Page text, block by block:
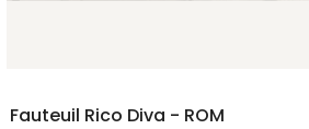
Fauteuil Rico Diva - ROM